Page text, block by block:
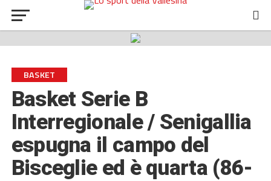
BASKET
Basket Serie B
Interregionale / Senigallia
espugna il campo del
Bisceglie ed è quarta (86-